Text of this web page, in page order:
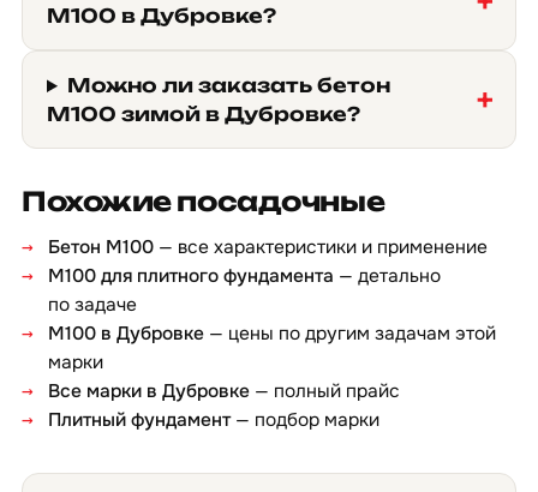
М100 в Дубровке?
Можно ли заказать бетон
М100 зимой в Дубровке?
Похожие посадочные
Бетон М100 — все характеристики и применение
М100 для плитного фундамента — детально
по задаче
М100 в Дубровке — цены по другим задачам этой
марки
Все марки в Дубровке — полный прайс
Плитный фундамент— подбор марки